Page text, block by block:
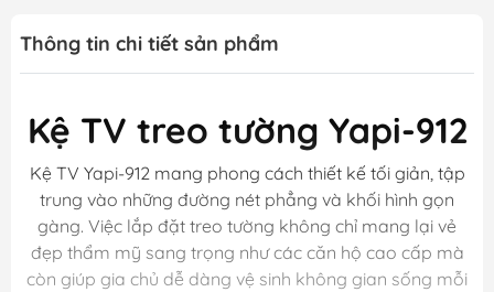
Thông tin chi tiết sản phẩm
Kệ TV treo tường Yapi-912
Kệ TV Yapi-912 mang phong cách thiết kế tối giản, tập
trung vào những đường nét phẳng và khối hình gọn
gàng. Việc lắp đặt treo tường không chỉ mang lại vẻ
đẹp thẩm mỹ sang trọng như các căn hộ cao cấp mà
còn giúp gia chủ dễ dàng vệ sinh không gian sống mỗi